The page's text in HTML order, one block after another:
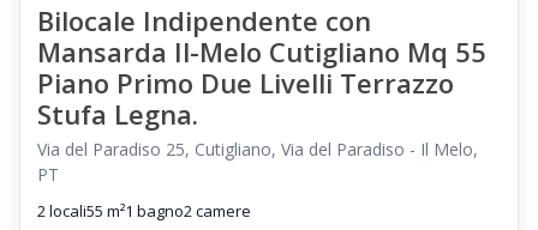
Bilocale Indipendente con
Mansarda Il-Melo Cutigliano Mq 55
Piano Primo Due Livelli Terrazzo
Stufa Legna.
Via del Paradiso 25, Cutigliano, Via del Paradiso - Il Melo,
PT
2 locali55 m²1 bagno2 camere